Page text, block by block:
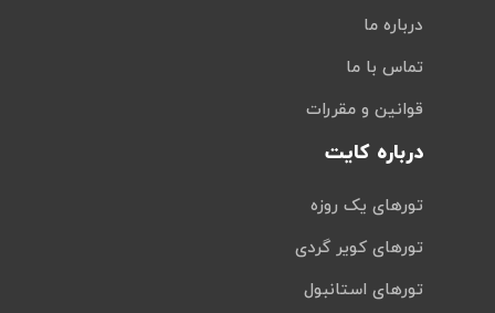
درباره ما
تماس با ما
قوانین و مقررات
درباره کایت
تورهای یک روزه
تورهای کویر گردی
تورهای استانبول